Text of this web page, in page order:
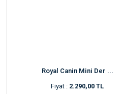
Royal Canin Mini Der ...
Fiyat : 2.290,00 TL